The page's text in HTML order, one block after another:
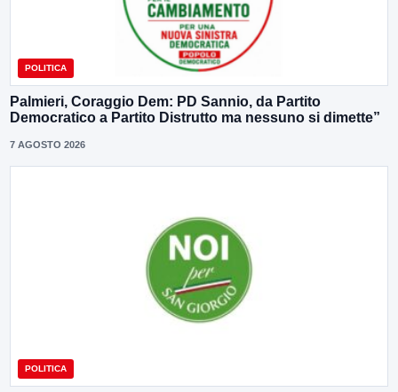
POLITICA
Palmieri, Coraggio Dem: PD Sannio, da Partito
Democratico a Partito Distrutto ma nessuno si dimette”
7 AGOSTO 2026
POLITICA